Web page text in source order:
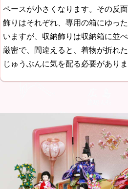
ペースが小さくなります。その反
飾りはそれぞれ、専用の箱にゆっ
いますが、収納飾りは収納箱に並
厳密で、間違えると、着物が折れ
じゅうぶんに気を配る必要がありま